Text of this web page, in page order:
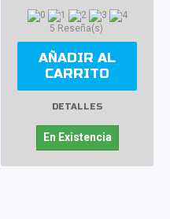
5 Reseña(s)
AÑADIR AL
CARRITO
DETALLES
En Existencia